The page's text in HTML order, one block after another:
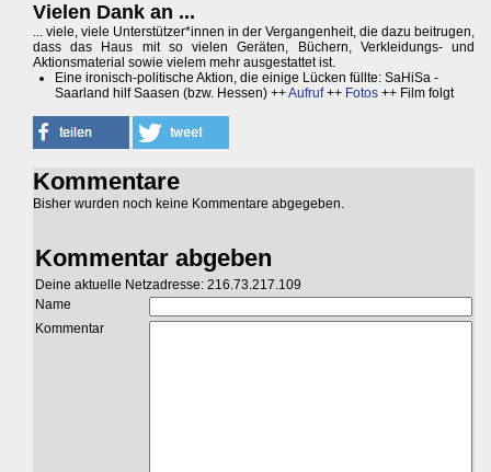
Vielen Dank an ...
... viele, viele Unterstützer*innen in der Vergangenheit, die dazu beitrugen,
dass das Haus mit so vielen Geräten, Büchern, Verkleidungs- und
Aktionsmaterial sowie vielem mehr ausgestattet ist.
Eine ironisch-politische Aktion, die einige Lücken füllte: SaHiSa -
Saarland hilf Saasen (bzw. Hessen) ++Aufruf++ Fotos ++ Film folgt
Kommentare
Bisher wurden noch keine Kommentare abgegeben.
Kommentar abgeben
Deine aktuelle Netzadresse: 216.73.217.109
Name
Kommentar